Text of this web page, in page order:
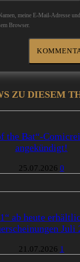
meine E-Mail-Adresse
Browser.
ZU DIESEM
the Bat“-
angekündigt!
25.07.2026 0
ab heute
Juli
21.07.2026 1